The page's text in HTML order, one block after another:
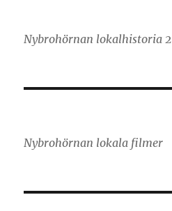
Nybrohörnan lokalhistoria 2
Nybrohörnan lokala filmer